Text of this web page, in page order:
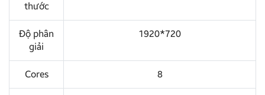
thước
Độ phân
giải
1920*720
Cores 8